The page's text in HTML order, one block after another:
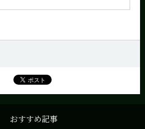
おすすめ記事